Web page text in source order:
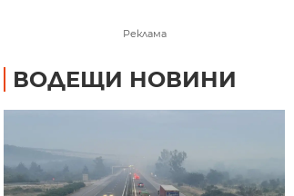
Реклама
ВОДЕЩИ НОВИНИ